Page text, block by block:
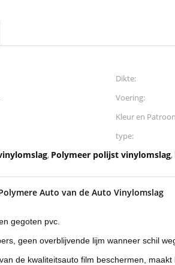
Dikte:
Voering:
Kleur en
type:
, Polymeer polijst vinylomslag,
Auto van de Auto Vinylomslag
gegoten pvc.
geen overblijvende lijm wanneer schil
de kwaliteitsauto film beschermen,